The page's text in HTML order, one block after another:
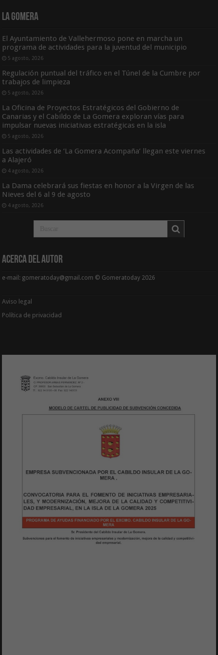
La Gomera
El Ayuntamiento de Vallehermoso pone en marcha un
programa de actividades para la juventud del municipio
5 agosto, 2026
Regulación puntual del tráfico en el Túnel de la Cumbre por
trabajos de limpieza
5 agosto, 2026
La Oficina de Proyectos Estratégicos del Gobierno de
Canarias y el Cabildo de La Gomera exploran vías para
impulsar nuevas iniciativas estratégicas en la isla
5 agosto, 2026
Las actividades de ‘La Gomera Acompaña’ llegan este viernes
a Alajeró
4 agosto, 2026
La Dama celebrará sus fiestas en honor a la Virgen de las
Nieves del 6 al 9 de agosto
4 agosto, 2026
Acerca del Autor
e-mail: gomeratoday@gmail.com © Gomeratoday 2026
Aviso legal
Política de privacidad